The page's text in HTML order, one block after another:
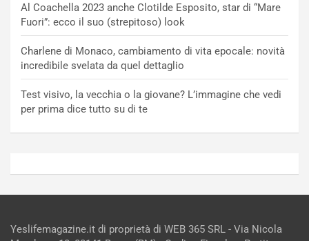
Al Coachella 2023 anche Clotilde Esposito, star di “Mare
Fuori”: ecco il suo (strepitoso) look
Charlene di Monaco, cambiamento di vita epocale: novità
incredibile svelata da quel dettaglio
Test visivo, la vecchia o la giovane? L’immagine che vedi
per prima dice tutto su di te
Yeslifemagazine.it di proprietà di WEB 365 SRL - Via Nicola